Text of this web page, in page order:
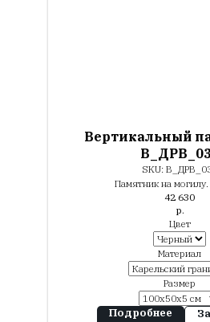
Вертикальный
SKU:
Памятник на могилу.
42 630
р.
Цвет
Материал
Размер
Подробнее